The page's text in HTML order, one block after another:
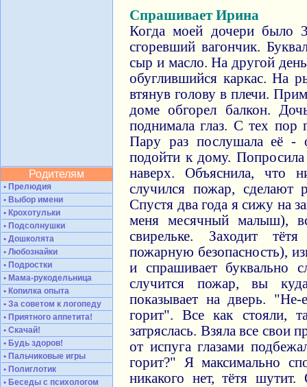
Родителям
• Прелюдия
• Выбор имени
• Крохотульки
• Подсолнушки
• Дошколята
• Любознайки
• Подростки
• Мама-рукодельница
• Копилка опыта
• За советом к логопеду
• Приятного аппетита!
• Скачай!
• Будь здоров!
• Пальчиковые игры
• Полиглотик
• Беседы с психологом
Спрашивает Ирина
Когда моей дочери было
сгоревший вагончик.
сыр и масло. На другой
обуглившийся каркас. На
втянув голову в плечи.
доме обгорел балкон.
поднимала глаз. С тех пор
Пару раз послушала её -
подойти к дому. Попросила
наверх. Объяснила, что
случился пожар, сделают
Спустя два года я сижу на
меня месячный малыш),
свирельке. Заходит
пожарную безопасность),
и спрашивает буквально
случится пожар, вы
показывает на дверь.
горит". Все как стояли,
затряслась. Взяла все свои
от испуга глазами
горит?" Я максимально
никакого нет, тётя